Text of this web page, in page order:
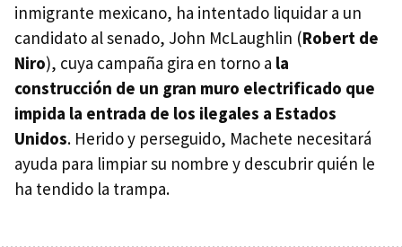
inmigrante mexicano, ha intentado liquidar a un
candidato al senado, John McLaughlin (Robert de
Niro), cuya campaña gira en torno a la
construcción de un gran muro electrificado que
impida la entrada de los ilegales a Estados
Unidos. Herido y perseguido, Machete necesitará
ayuda para limpiar su nombre y descubrir quién le
ha tendido la trampa.